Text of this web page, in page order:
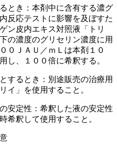
とき：本剤中に含有する濃グ
反応テストに影響を及ぼすた
ン皮内エキス対照液「トリ
の濃度のグリセリン濃度に用
０ＪＡＵ／ｍＬは本剤１０
し、１００倍に希釈する。
するとき：別途販売の治療用
イ」を使用すること。
安定性：希釈した液の安定性
希釈して使用すること。